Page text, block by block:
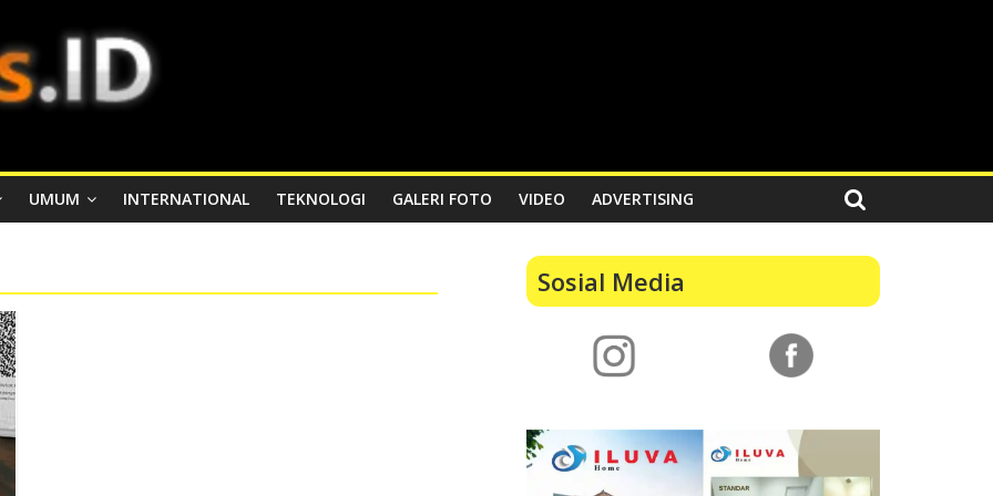
UMUM INTERNATIONAL TEKNOLOGI GALERI FOTO VIDEO ADVERTISING
Sosial Media